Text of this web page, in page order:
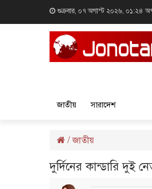
শুক্রবার, ০৭ অগাস্ট ২০২৬, ০১:২৪
জাতীয় সারাদেশ
/জাতীয়
দুর্দিনের কান্ডারি দুই